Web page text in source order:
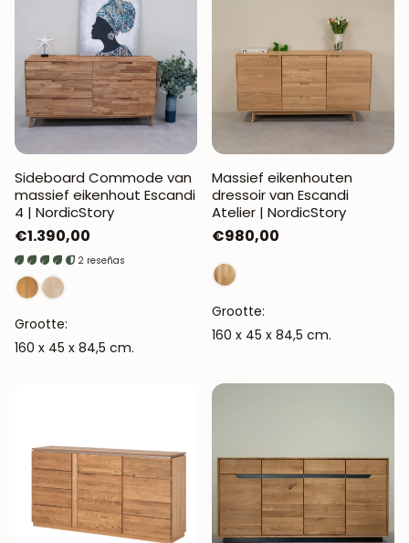
Sideboard Commode van
massief eikenhout Escandi
4 | NordicStory
Normale
prijs
€1.390,00
2 reseñas
Grootte:
160 x 45 x 84,5 cm.
Massief eikenhouten
dressoir van Escandi
Atelier | NordicStory
Normale
prijs
€980,00
Grootte:
160 x 45 x 84,5 cm.